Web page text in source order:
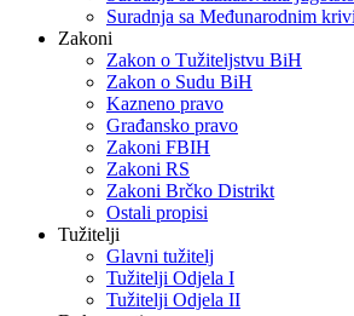
Suradnja sa Međunarodnim
Zakoni
Zakon o Тužiteljstvu BiH
Zakon o Sudu BiH
Kazneno pravo
Građansko pravo
Zakoni FBIH
Zakoni RS
Zakoni Brčko Distrikt
Ostali propisi
Tužitelji
Glavni tužitelj
Tužitelji Odjela I
Tužitelji Odjela II